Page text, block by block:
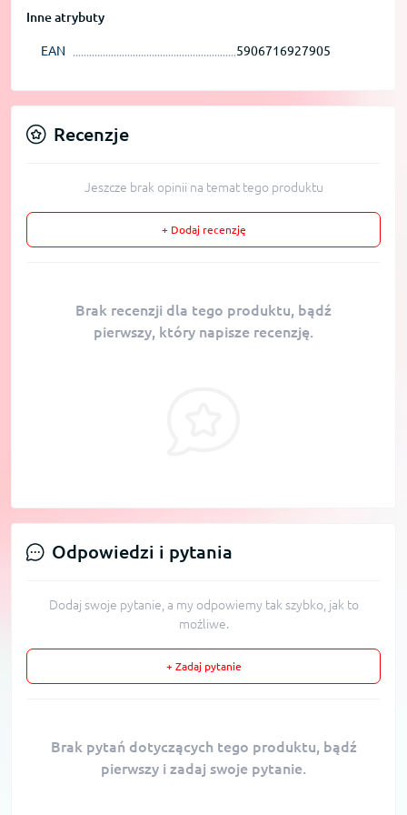
Inne atrybuty
EAN 5906716927905
Recenzje
Jeszcze brak opinii na temat tego produktu
+ Dodaj recenzję
Brak recenzji dla tego produktu, bądź
pierwszy, który napisze recenzję.
Odpowiedzi i pytania
Dodaj swoje pytanie, a my odpowiemy tak szybko, jak to
możliwe.
+ Zadaj pytanie
Brak pytań dotyczących tego produktu, bądź
pierwszy i zadaj swoje pytanie.